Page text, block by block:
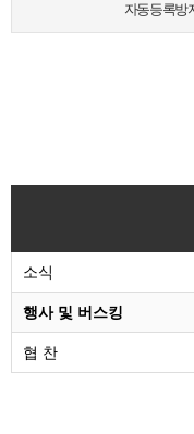
자동등록방
소식
행사 및 버스킹
협 찬